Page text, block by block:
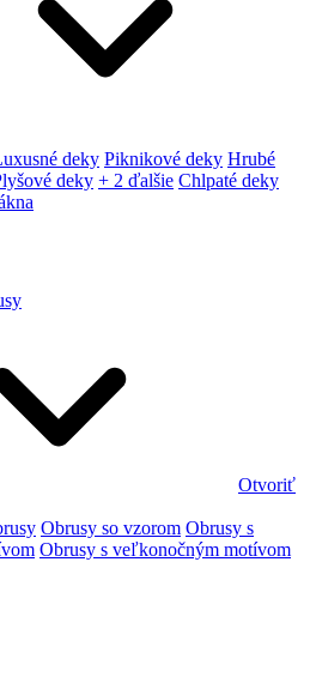
deky Piknikové deky Hrubé
deky + 2 ďalšie Chlpaté deky
Otvoriť
Obrusy so vzorom Obrusy s
Obrusy s veľkonočným motívom